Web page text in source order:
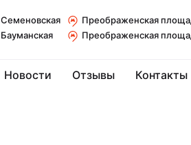
Семеновская
Бауманская
Преображенская
Преображенская
Новости Отзывы Контакты